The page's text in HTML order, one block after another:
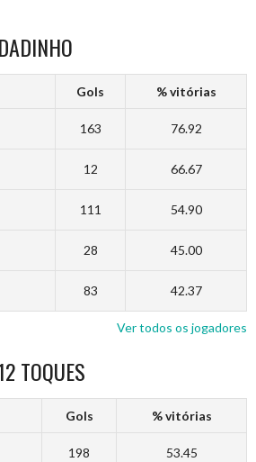
Gols % vitórias
163 76.92
12 66.67
111 54.90
28 45.00
83 42.37
Ver todos os jogadores
TOQUES
Gols % vitórias
198 53.45